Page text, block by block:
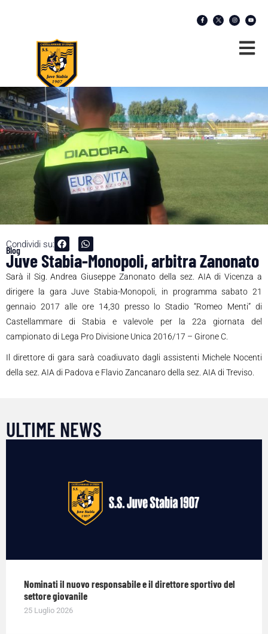
Condividi su:
Blog
Juve Stabia-Monopoli, arbitra Zanonato
Sarà il Sig. Andrea Giuseppe Zanonato della sez. AIA di Vicenza a
dirigere la gara Juve Stabia-Monopoli, in programma sabato 21
gennaio 2017 alle ore 14,30 presso lo Stadio “Romeo Menti” di
Castellammare di Stabia e valevole per la 22a giornata del
campionato di Lega Pro Divisione Unica 2016/17 – Girone C.
Il direttore di gara sarà coadiuvato dagli assistenti Michele Nocenti
della sez. AIA di Padova e Flavio Zancanaro della sez. AIA di Treviso.
ULTIME NEWS
Nominati il nuovo responsabile e il direttore sportivo del
settore giovanile
25 Luglio 2026